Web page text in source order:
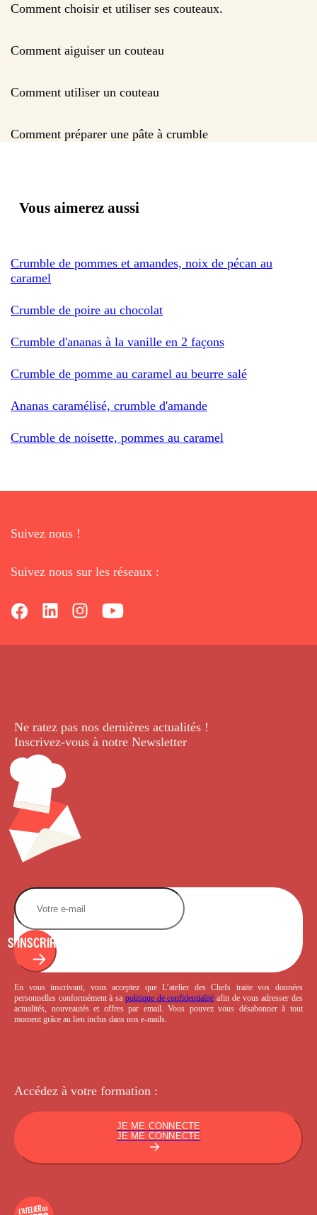
Comment choisir et utiliser ses couteaux.
Comment aiguiser un couteau
Comment utiliser un couteau
Comment préparer une pâte à crumble
Vous aimerez aussi
Crumble de pommes et amandes, noix de pécan au
caramel
Crumble de poire au chocolat
Crumble d'ananas à la vanille en 2 façons
Crumble de pomme au caramel au beurre salé
Ananas caramélisé, crumble d'amande
Crumble de noisette, pommes au caramel
Suivez nous !
Suivez nous sur les réseaux :
Ne ratez pas nos dernières actualités !
Inscrivez-vous à notre Newsletter.
S'INSCRIRE
En vous inscrivant, vous acceptez que L’atelier des Chefs traite vos données
personnelles conformément à sa politique de confidentialité afin de vous adresser des
actualités, nouveautés et offres par email. Vous pouvez vous désabonner à tout
moment grâce au lien inclus dans nos e-mails.
Accédez à votre formation :
JE ME CONNECTE
JE ME CONNECTE